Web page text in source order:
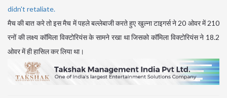
didn't retaliate.
मैच की बात करे तो इस मैच में पहले बल्लेबाजी करते हुए खुल्ना टाइगर्स ने 20 ओवर में 210
रनों की लक्ष्य कॉमिला विक्टोरियंस के सामने रखा था जिसको कॉमिला विक्टोरियंस ने 18.2
ओवर में ही हासिल कर लिया था।